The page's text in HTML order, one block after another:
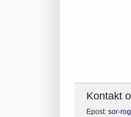
Kontakt
Epost: sor-